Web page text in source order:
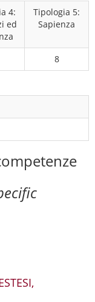
4:
ed
Tipologia 5:
Sapienza
8